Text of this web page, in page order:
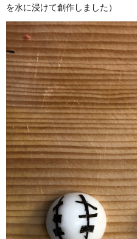
を水に浸けて創作しました）